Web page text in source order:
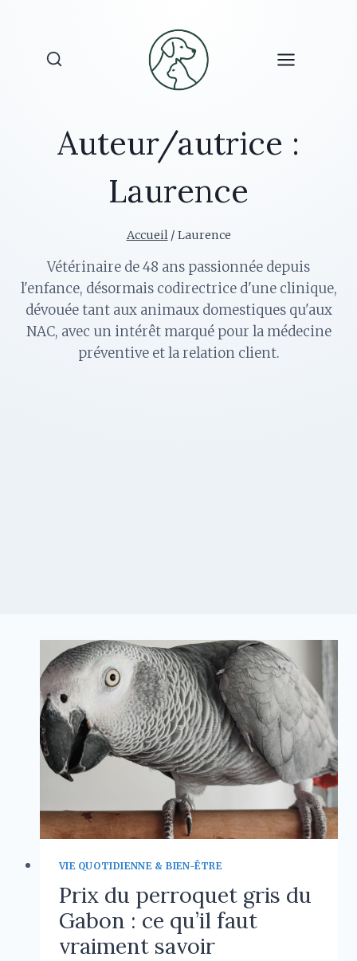
contenu
Auteur/autrice :
Laurence
Accueil / Laurence
Vétérinaire de 48 ans passionnée depuis
l'enfance, désormais codirectrice d'une clinique,
dévouée tant aux animaux domestiques qu'aux
NAC, avec un intérêt marqué pour la médecine
préventive et la relation client.
VIE QUOTIDIENNE & BIEN-ÊTRE
Prix du perroquet gris du
Gabon : ce qu’il faut
vraiment savoir